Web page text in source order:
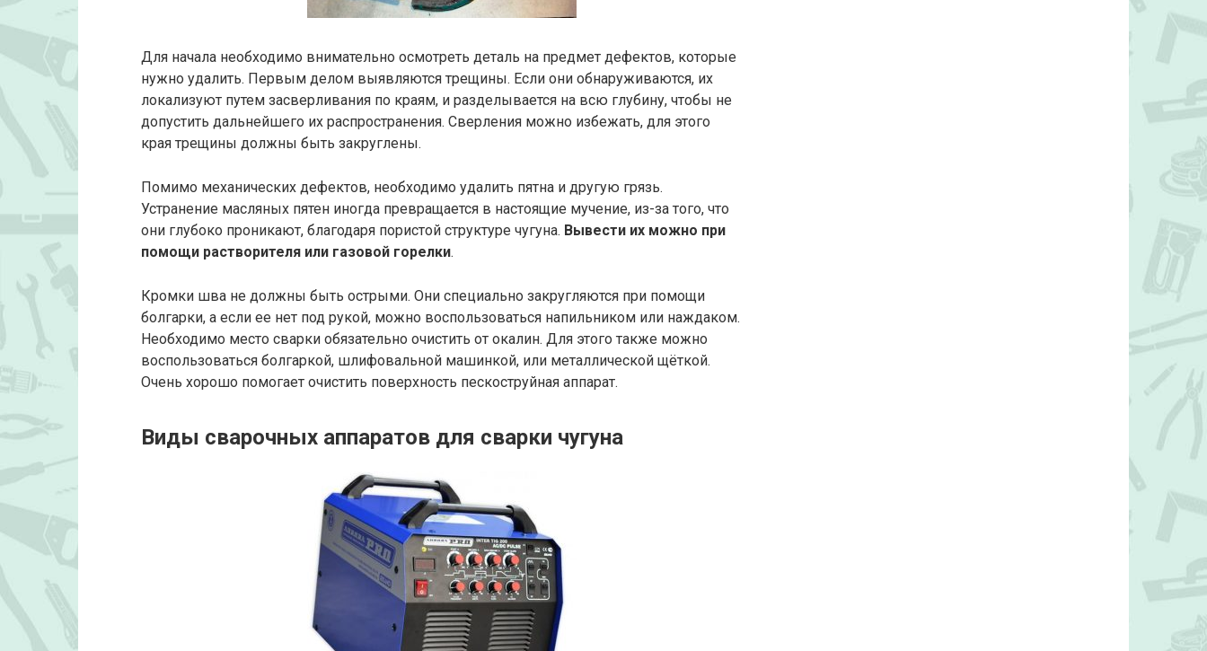
Для начала необходимо внимательно осмотреть деталь на предмет дефектов, которые
нужно удалить. Первым делом выявляются трещины. Если они обнаруживаются, их
локализуют путем засверливания по краям, и разделывается на всю глубину, чтобы не
допустить дальнейшего их распространения. Сверления можно избежать, для этого
края трещины должны быть закруглены.
Помимо механических дефектов, необходимо удалить пятна и другую грязь.
Устранение масляных пятен иногда превращается в настоящие мучение, из-за того, что
они глубоко проникают, благодаря пористой структуре чугуна. Вывести их можно при
помощи растворителя или газовой горелки.
Кромки шва не должны быть острыми. Они специально закругляются при помощи
болгарки, а если ее нет под рукой, можно воспользоваться напильником или наждаком.
Необходимо место сварки обязательно очистить от окалин. Для этого также можно
воспользоваться болгаркой, шлифовальной машинкой, или металлической щёткой.
Очень хорошо помогает очистить поверхность пескоструйная аппарат.
Виды сварочных аппаратов для сварки чугуна